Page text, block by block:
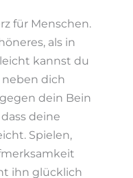
für Menschen.
als in
kannst du
neben dich
dein Bein
deine
Spielen,
ihn glücklich